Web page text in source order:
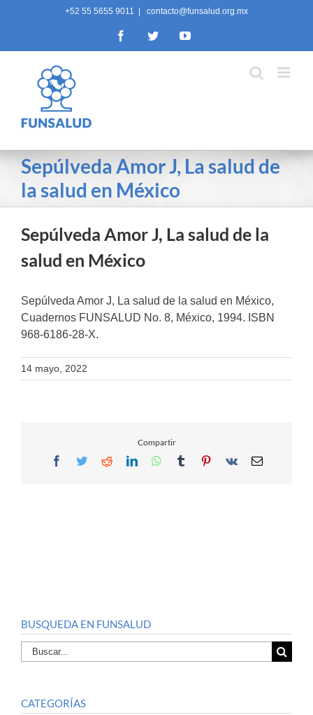
+52 55 5655 9011 contacto@funsalud.org.mx
FacebookTwitterYouTube
Sepúlveda Amor J, La salud de
la salud en México
Sepúlveda Amor J, La salud de la
salud en México
Sepúlveda Amor J, La salud de la salud en México,
Cuadernos FUNSALUD No. 8, México, 1994. ISBN
968-6186-28-X.
14 mayo, 2022
Compartir
Facebook
TwitterRedditLinkedInWhatsApp
TumblrPinterest
Vk Email
BUSQUEDA EN FUNSALUD
Buscar
por:
CATEGORÍAS